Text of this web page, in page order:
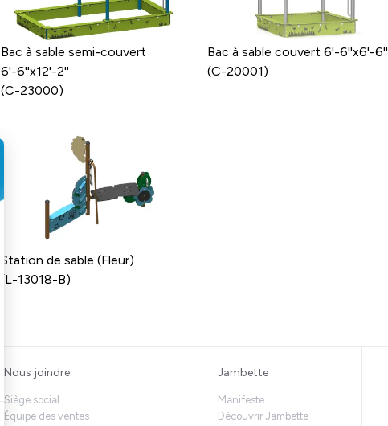
Bac à sable semi-couvert
6'-6''x12'-2''
(C-23000)
Bac à sable couvert 6'-6''x6'-6''
(C-20001)
Station de sable (Fleur)
(L-13018-B)
Nous joindre
Siège social
Équipe des ventes
Jambette
Manifeste
Découvrir Jambette